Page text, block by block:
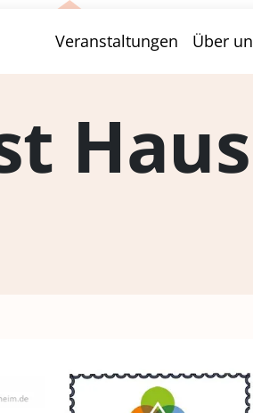
Veranstaltungen Über